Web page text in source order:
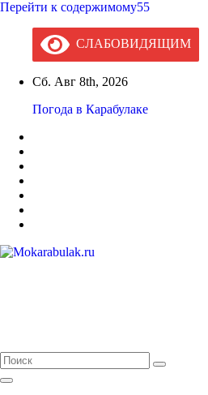
Перейти к содержимому55
СЛАБОВИДЯЩИМ
Сб. Авг 8th, 2026
Погода в Карабулаке